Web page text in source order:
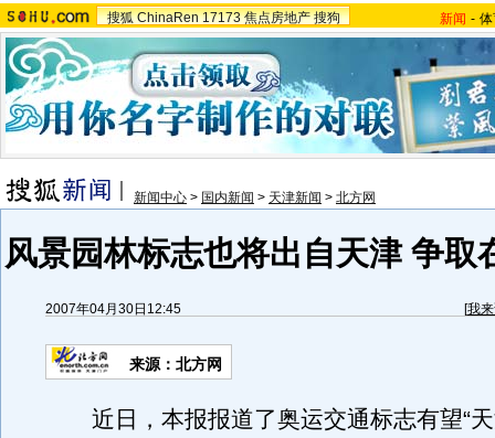
搜狐 ChinaRen 17173 焦点房地产 搜狗 新闻 -
新闻中心 > 国内新闻 > 天津新闻 > 北方网
风景园林标志也将出自天津 争取
2007年04月30日12:45 [我
来源：北方网
近日，本报报道了奥运交通标志有望“天